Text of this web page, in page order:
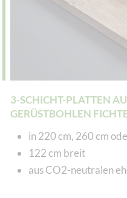
3-SCHICHT-PLATTEN
GERÜSTBOHLEN
in 220 cm, 260 cm
122 cm breit
aus CO2-neutralen